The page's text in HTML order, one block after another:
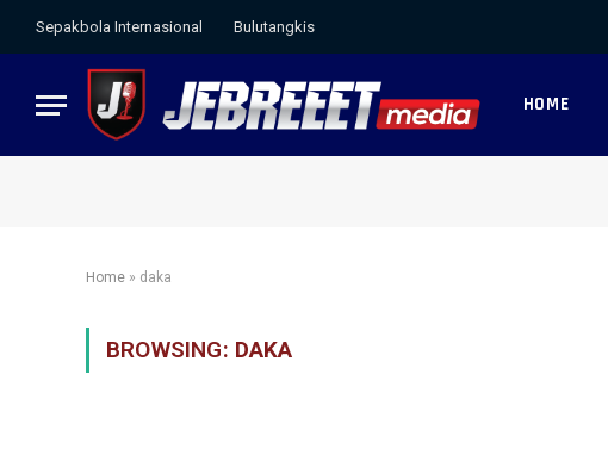
Sepakbola Internasional Bulutangkis
HOME
Home » daka
BROWSING: DAKA